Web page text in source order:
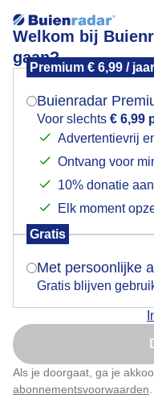
Welkom bij
gaan?
Premium € 6,99 / jaar
Buienradar
Voor slechts € 6,99
Advertentievrij
Ontvang voor
10% donatie
Elk moment
Gratis
Met persoonlijke
Gratis blijven
Als je doorgaat, ga je
abonnementsvoorwaarden
Wolken en margrieten
Door: Trudy Fortuijn - van Es
Mogen we je
Indien je hier nog
verschijnt er zo
Is
Nu
Klik hier